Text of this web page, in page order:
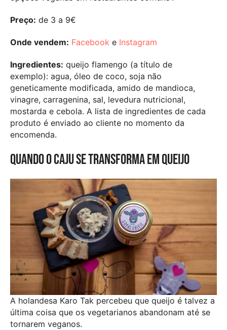
Preço: de 3 a 9€
Onde vendem: Facebook e Instagram
Ingredientes: queijo flamengo (a título de
exemplo): agua, óleo de coco, soja não
geneticamente modificada, amido de mandioca,
vinagre, carragenina, sal, levedura nutricional,
mostarda e cebola. A lista de ingredientes de cada
produto é enviado ao cliente no momento da
encomenda.
Quando o caju se transforma em queijo
A holandesa Karo Tak percebeu que queijo é talvez a
última coisa que os vegetarianos abandonam até se
tornarem veganos.